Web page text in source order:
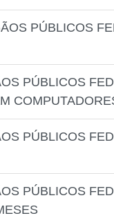
PÚBLICOS
PÚBLICOS
PÚBLICOS
PÚBLICOS